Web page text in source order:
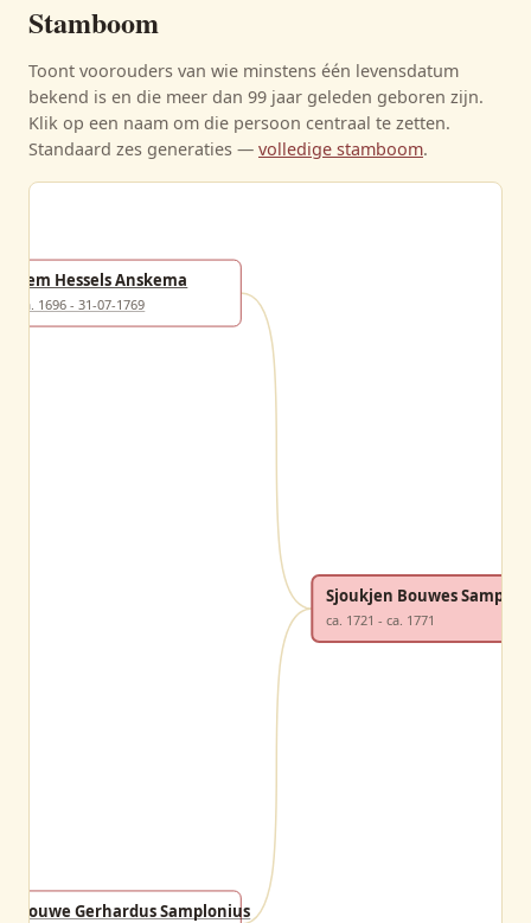
Stamboom
Toont voorouders van wie minstens één levensdatum
bekend is en die meer dan 99 jaar geleden geboren zijn.
Klik op een naam om die persoon centraal te zetten.
Standaard zes generaties — volledige stamboom.
Fem Hessels Anskema
ca. 1696 - 31-07-1769
Bouwe Gerhardus Samplonius
Sjoukjen Bouwes
ca. 1721 - ca. 1771